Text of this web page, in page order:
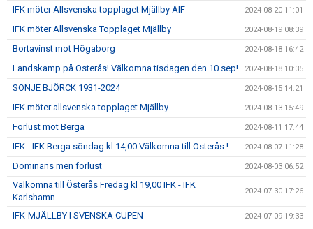
IFK möter Allsvenska topplaget Mjällby AIF 2024-08-20 11:01
IFK möter Allsvenska Topplaget Mjällby 2024-08-19 08:39
Bortavinst mot Högaborg 2024-08-18 16:42
Landskamp på Österås! Välkomna tisdagen den 10 sep! 2024-08-18 10:35
SONJE BJÖRCK 1931-2024 2024-08-15 14:21
IFK möter allsvenska topplaget Mjällby 2024-08-13 15:49
Förlust mot Berga 2024-08-11 17:44
IFK - IFK Berga söndag kl 14,00 Välkomna till Österås ! 2024-08-07 11:28
Dominans men förlust 2024-08-03 06:52
Välkomna till Österås Fredag kl 19,00 IFK - IFK
Karlshamn
2024-07-30 17:26
IFK-MJÄLLBY I SVENSKA CUPEN 2024-07-09 19:33